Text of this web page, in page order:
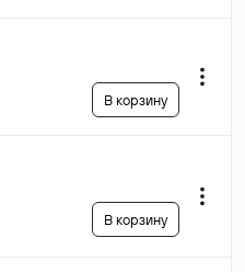
В корзину
В корзину